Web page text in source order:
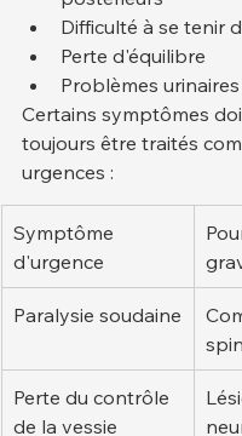
Difficulté à se tenir
Perte d'équilibre
Problèmes urinaires
Certains symptômes
toujours être traités
urgences :
Symptôme
d'urgence
Paralysie soudaine
Perte du contrôle
de la vessie